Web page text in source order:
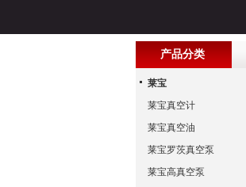
产品分类
莱宝
莱宝真空计
莱宝真空油
莱宝罗茨真空泵
莱宝高真空泵